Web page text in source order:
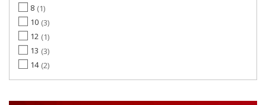
8 1
10 3
12
1
13 3
14 2